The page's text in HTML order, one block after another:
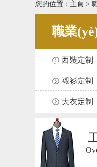
您的位置： 主頁 >
職業
制西裝定制
襯衫定制
大衣定制